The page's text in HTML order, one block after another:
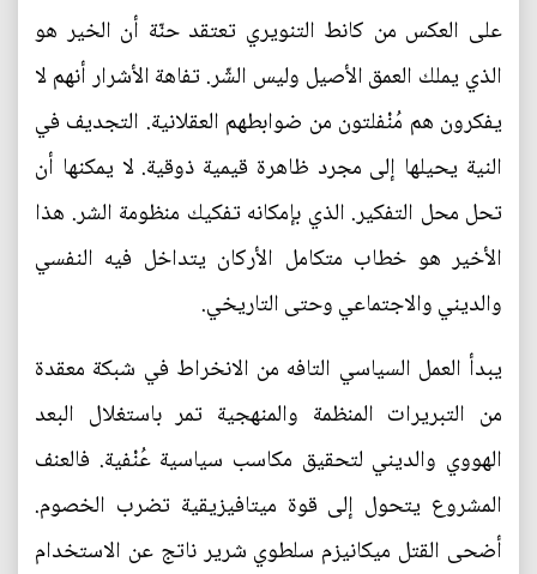
على العكس من كانط التنويري تعتقد حنّة أن الخير هو
الذي يملك العمق الأصيل وليس الشّر. تفاهة الأشرار أنهم لا
يفكرون هم مُنْفلتون من ضوابطهم العقلانية. التجديف في
النية يحيلها إلى مجرد ظاهرة قيمية ذوقية. لا يمكنها أن
تحل محل التفكير. الذي بإمكانه تفكيك منظومة الشر. هذا
الأخير هو خطاب متكامل الأركان يتداخل فيه النفسي
والديني والاجتماعي وحتى التاريخي.
يبدأ العمل السياسي التافه من الانخراط في شبكة معقدة
من التبريرات المنظمة والمنهجية تمر باستغلال البعد
الهووي والديني لتحقيق مكاسب سياسية عُنْفية. فالعنف
المشروع يتحول إلى قوة ميتافيزيقية تضرب الخصوم.
أضحى القتل ميكانيزم سلطوي شرير ناتج عن الاستخدام